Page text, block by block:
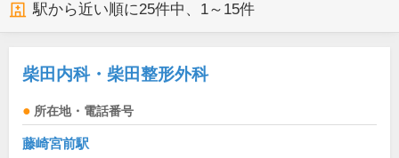
駅から近い順に25件中、 1～15件
柴田内科・柴田整形外科
所在地・電話番号
藤崎宮前駅